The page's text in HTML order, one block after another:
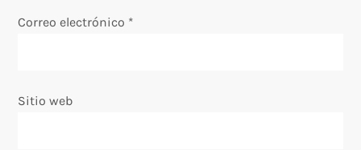
r
d
Correo electrónico *
Sitio web